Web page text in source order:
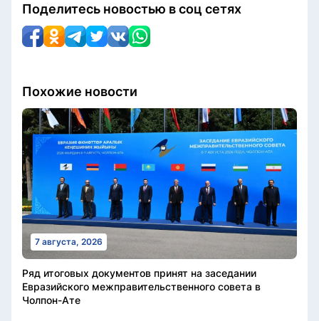
Поделитесь новостью в соц сетях
Похожие новости
7 августа, 2026
Ряд итоговых документов принят на заседании
Евразийского межправительственного совета в
Чолпон-Ате